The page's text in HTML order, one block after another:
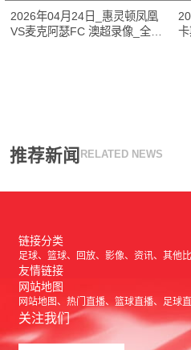
2026年04月24日_惠灵顿凤凰
VS麦克阿瑟FC 澳超录像_全场
推荐新闻 RELATED NEWS
链接分类
足球 篮球 回放 影像 资讯 其他
友情链接
网站地图
网站地图 热门直播 篮球直播 足球
关注我们